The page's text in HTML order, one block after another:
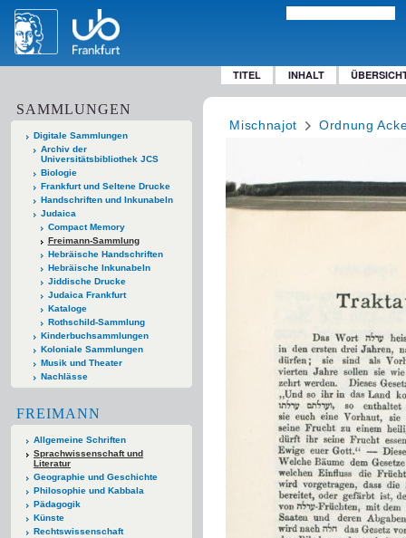
TITEL INHALT
SAMMLUNGEN
Digitale Sammlungen
Archiv der
Universitätsbibliothek JCS
Biologie
Frankfurt und Seltene Drucke
Handschriften und Inkunabeln
Judaica
Compact Memory
Freimann-Sammlung
Hebräische Handschriften
Hebräische Inkunabeln
Jiddische Drucke
Judaica Frankfurt
Kataloge
Rothschild-Sammlung
Kinderbuchsammlungen
Koloniale Sammlungen
Musik und Theater
Nachlässe
FREIMANN
Allgemeine Schriften
Sprachwissenschaft und
Literatur
Geographie und Geschichte
Philosophie und Kabbala
Pädagogik
Künste
Rechtswissenschaft
Mischnajot Ordnung